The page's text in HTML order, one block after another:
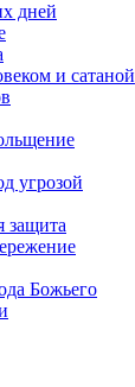
дней
и сатаной
угрозой
защита
Божьего